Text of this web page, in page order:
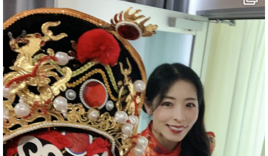
マジシャン派遣 パッションプリンセス【公式】
@comedy_illusion · 7 8月
お疲れ様です
ブログ更新しました
「マジシャン和歌山旅 白浜町・円月島」
#企業公式がお疲れ様を言い合う
#旅行好きな人と繋がりたい
#一人旅
#女性マジシャン